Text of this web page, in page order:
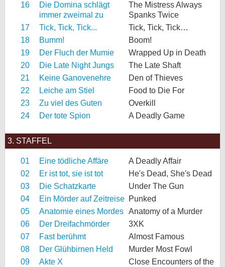
16
Die Domina schlägt
immer zweimal zu
The Mistress Always
Spanks Twice
17
Tick, Tick, Tick...
Tick, Tick, Tick…
18
Bumm!
Boom!
19
Der Fluch der Mumie
Wrapped Up in Death
20
Die Late Night Jungs
The Late Shaft
21
Keine Ganovenehre
Den of Thieves
22
Leiche am Stiel
Food to Die For
23
Zu viel des Guten
Overkill
24
Der tote Spion A Deadly Game
3. STAFFEL
01 Eine tödliche Affäre
A Deadly Affair
02
Er ist tot, sie ist tot
He's Dead, She's Dead
03
Die Schatzkarte
Under The Gun
04
Ein Mörder auf Zeitreise Punked
05
Anatomie eines Mordes Anatomy of a Murder
06
Der Dreifachmörder
3XK
07
Fast berühmt
Almost Famous
08
Der Glühbirnen Held
Murder Most Fowl
09
Akte X
Close Encounters of the